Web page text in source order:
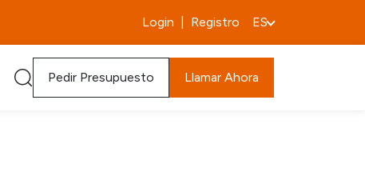
Login Registro ES
Pedir Presupuesto Llamar Ahora